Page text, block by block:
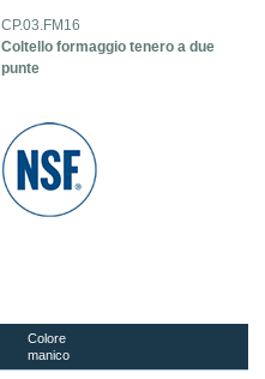
CP.03.FM16
Coltello formaggio tenero a due
punte
Colore
manico